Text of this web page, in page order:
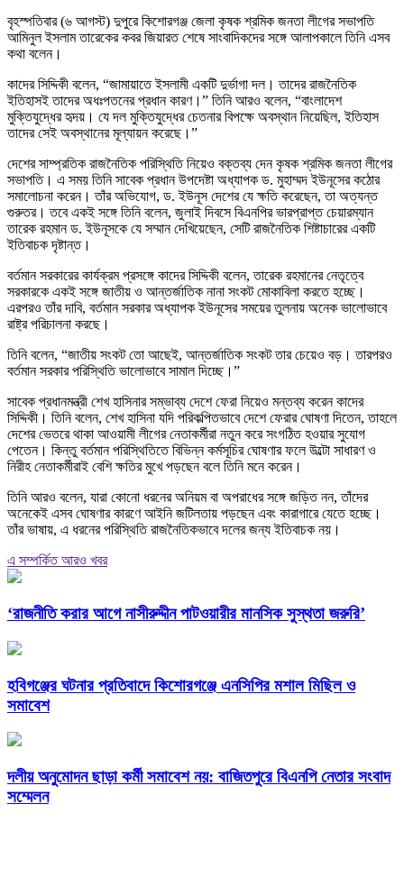
বৃহস্পতিবার (৬ আগস্ট) দুপুরে কিশোরগঞ্জ জেলা কৃষক শ্রমিক জনতা লীগের সভাপতি
আমিনুল ইসলাম তারেকের কবর জিয়ারত শেষে সাংবাদিকদের সঙ্গে আলাপকালে তিনি এসব
কথা বলেন।
কাদের সিদ্দিকী বলেন, “জামায়াতে ইসলামী একটি দুর্ভাগা দল। তাদের রাজনৈতিক
ইতিহাসই তাদের অধঃপতনের প্রধান কারণ।” তিনি আরও বলেন, “বাংলাদেশ
মুক্তিযুদ্ধের হৃদয়। যে দল মুক্তিযুদ্ধের চেতনার বিপক্ষে অবস্থান নিয়েছিল, ইতিহাস
তাদের সেই অবস্থানের মূল্যায়ন করেছে।”
দেশের সাম্প্রতিক রাজনৈতিক পরিস্থিতি নিয়েও বক্তব্য দেন কৃষক শ্রমিক জনতা লীগের
সভাপতি। এ সময় তিনি সাবেক প্রধান উপদেষ্টা অধ্যাপক ড. মুহাম্মদ ইউনূসের কঠোর
সমালোচনা করেন। তাঁর অভিযোগ, ড. ইউনূস দেশের যে ক্ষতি করেছেন, তা অত্যন্ত
গুরুতর। তবে একই সঙ্গে তিনি বলেন, জুলাই দিবসে বিএনপির ভারপ্রাপ্ত চেয়ারম্যান
তারেক রহমান ড. ইউনূসকে যে সম্মান দেখিয়েছেন, সেটি রাজনৈতিক শিষ্টাচারের একটি
ইতিবাচক দৃষ্টান্ত।
বর্তমান সরকারের কার্যক্রম প্রসঙ্গে কাদের সিদ্দিকী বলেন, তারেক রহমানের নেতৃত্বে
সরকারকে একই সঙ্গে জাতীয় ও আন্তর্জাতিক নানা সংকট মোকাবিলা করতে হচ্ছে।
এরপরও তাঁর দাবি, বর্তমান সরকার অধ্যাপক ইউনূসের সময়ের তুলনায় অনেক ভালোভাবে
রাষ্ট্র পরিচালনা করছে।
তিনি বলেন, “জাতীয় সংকট তো আছেই, আন্তর্জাতিক সংকট তার চেয়েও বড়। তারপরও
বর্তমান সরকার পরিস্থিতি ভালোভাবে সামাল দিচ্ছে।”
সাবেক প্রধানমন্ত্রী শেখ হাসিনার সম্ভাব্য দেশে ফেরা নিয়েও মন্তব্য করেন কাদের
সিদ্দিকী। তিনি বলেন, শেখ হাসিনা যদি পরিকল্পিতভাবে দেশে ফেরার ঘোষণা দিতেন, তাহলে
দেশের ভেতরে থাকা আওয়ামী লীগের নেতাকর্মীরা নতুন করে সংগঠিত হওয়ার সুযোগ
পেতেন। কিন্তু বর্তমান পরিস্থিতিতে বিভিন্ন কর্মসূচির ঘোষণার ফলে উল্টো সাধারণ ও
নিরীহ নেতাকর্মীরাই বেশি ক্ষতির মুখে পড়ছেন বলে তিনি মনে করেন।
তিনি আরও বলেন, যারা কোনো ধরনের অনিয়ম বা অপরাধের সঙ্গে জড়িত নন, তাঁদের
অনেকেই এসব ঘোষণার কারণে আইনি জটিলতায় পড়ছেন এবং কারাগারে যেতে হচ্ছে।
তাঁর ভাষায়, এ ধরনের পরিস্থিতি রাজনৈতিকভাবে দলের জন্য ইতিবাচক নয়।
এ সম্পর্কিত আরও খবর
‘রাজনীতি করার আগে নাসীরুদ্দীন পাটওয়ারীর মানসিক সুস্থতা জরুরি’
হবিগঞ্জের ঘটনার প্রতিবাদে কিশোরগঞ্জে এনসিপির মশাল মিছিল ও
সমাবেশ
দলীয় অনুমোদন ছাড়া কর্মী সমাবেশ নয়: বাজিতপুরে বিএনপি নেতার সংবাদ
সম্মেলন